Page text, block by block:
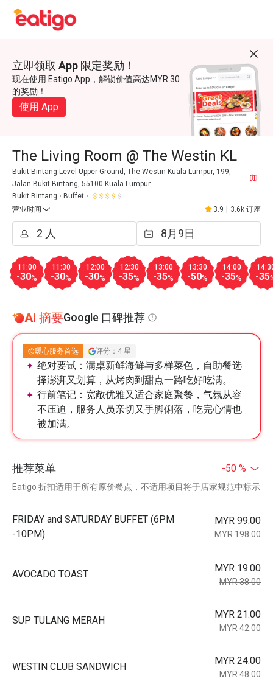
立即领取 App 限定奖励！
现在使用 Eatigo App，解锁价值高达MYR 30
的奖励！
使用 App
The Living Room @ The Westin KL
Bukit Bintang.Level Upper Ground, The Westin Kuala Lumpur, 199,
Jalan Bukit Bintang, 55100 Kuala Lumpur
Bukit Bintang
Buffet
营业时间
3.9 3.6k 订座
11:00
-30%
11:30
-30%
12:00
-30%
12:30
-35%
13:00
-35%
13:30
-50%
14:00
-35% -35
AI 摘要Google 口碑推荐
暖心服务首选 评分：4 星
绝对要试： 满桌新鲜海鲜与多样菜色，自助餐选
择澎湃又划算，从烤肉到甜点一路吃好吃满。
行前笔记： 宽敞优雅又适合家庭聚餐，气氛从容
不压迫，服务人员亲切又手脚俐落，吃完心情也
被加满。
推荐菜单 -50 %
Eatigo 折扣适用于所有原价餐点，不适用项目将于店家规范中标示
FRIDAY and SATURDAY BUFFET (6PM
-10PM)
MYR 99.00
MYR 198.00
AVOCADO TOAST
MYR 19.00
MYR 38.00
SUP TULANG MERAH
MYR 21.00
MYR 42.00
WESTIN CLUB SANDWICH
MYR 24.00
MYR 48.00